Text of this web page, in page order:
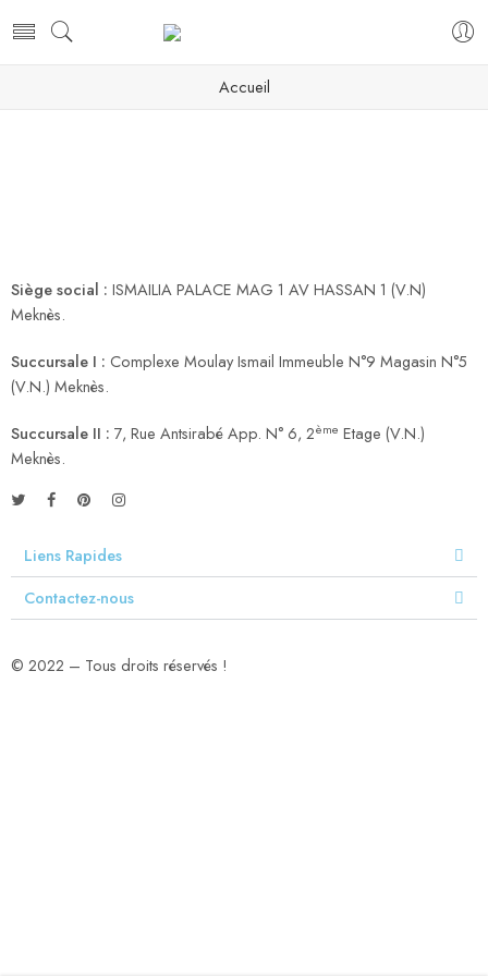
Accueil
Siège social : ISMAILIA PALACE MAG 1 AV HASSAN 1 (V.N)
Meknès.
Succursale I : Complexe Moulay Ismail Immeuble N°9 Magasin N°5
(V.N.) Meknès.
Succursale II : 7, Rue Antsirabé App. N° 6, 2ème Etage (V.N.)
Meknès.
Liens Rapides
Contactez-nous
© 2022 – Tous droits réservés !